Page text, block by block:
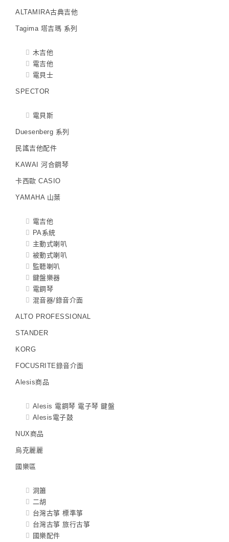
ALTAMIRA古典吉他
Tagima 塔吉瑪 系列
木吉他
電吉他
電貝士
SPECTOR
電貝斯
Duesenberg 系列
民謠吉他配件
KAWAI 河合鋼琴
卡西歐 CASIO
YAMAHA 山葉
電吉他
PA系統
主動式喇叭
被動式喇叭
監聽喇叭
鍵盤樂器
電鋼琴
混音器/錄音介面
ALTO PROFESSIONAL
STANDER
KORG
FOCUSRITE錄音介面
Alesis商品
Alesis 電鋼琴 電子琴 鍵盤
Alesis電子鼓
NUX商品
烏克麗麗
國樂區
洞簫
二胡
台灣古箏 標準箏
台灣古箏 旅行古箏
國樂配件